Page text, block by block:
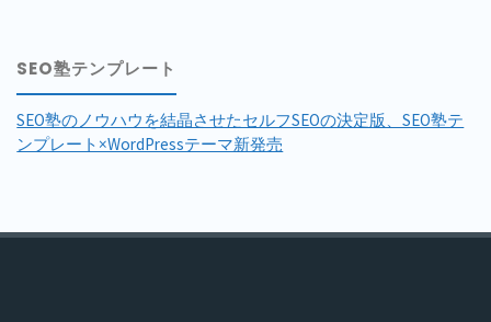
SEO塾テンプレート
SEO塾のノウハウを結晶させたセルフSEOの決定版、SEO塾テ
ンプレート×WordPressテーマ新発売